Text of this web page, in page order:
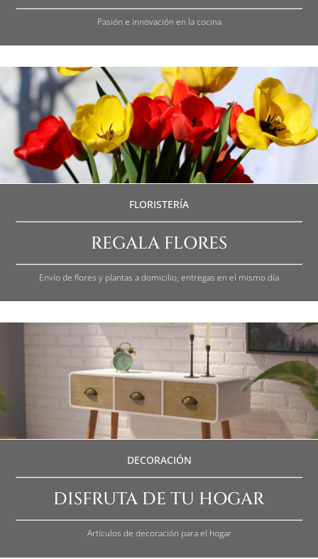
Pasión e innovación en la cocina
FLORISTERÍA
REGALA FLORES
Envío de flores y plantas a domicilio, entregas en el mismo día
DECORACIÓN
DISFRUTA DE TU HOGAR
Artículos de decoración para el hogar